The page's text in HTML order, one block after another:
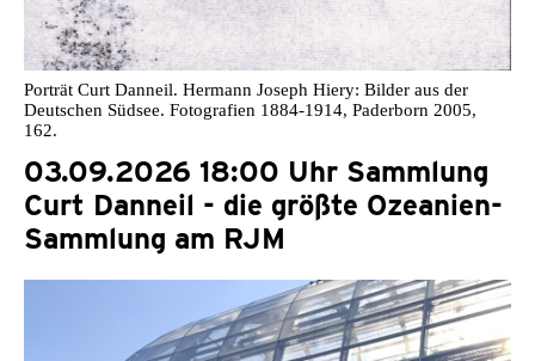
Porträt Curt Danneil. Hermann Joseph Hiery: Bilder aus der
Deutschen Südsee. Fotografien 1884-1914, Paderborn 2005,
162.
03.09.2026 18:00 Uhr Sammlung
Curt Danneil - die größte Ozeanien-
Sammlung am RJM